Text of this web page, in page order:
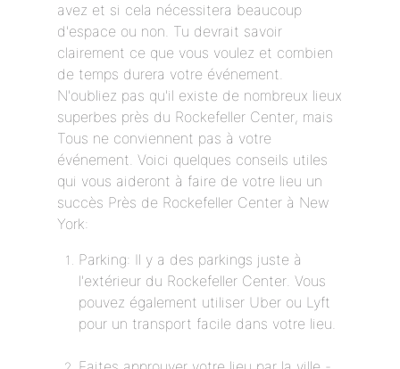
avez et si cela nécessitera beaucoup
d'espace ou non. Tu devrait savoir
clairement ce que vous voulez et combien
de temps durera votre événement.
N'oubliez pas qu'il existe de nombreux lieux
superbes près du Rockefeller Center, mais
Tous ne conviennent pas à votre
événement. Voici quelques conseils utiles
qui vous aideront à faire de votre lieu un
succès Près de Rockefeller Center à New
York:
Parking: Il y a des parkings juste à
l'extérieur du Rockefeller Center. Vous
pouvez également utiliser Uber ou Lyft
pour un transport facile dans votre lieu.